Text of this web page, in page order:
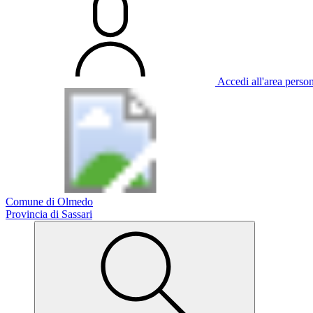
Accedi all'area
Comune di Olmedo
Provincia di Sassari